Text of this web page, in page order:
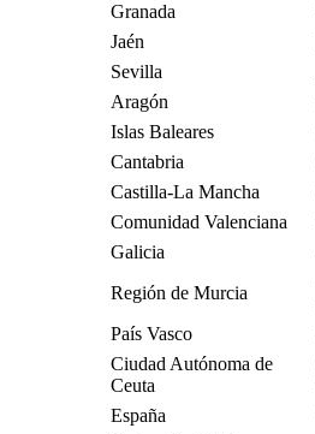
Granada
Jaén
Sevilla
Aragón
Islas Baleares
Cantabria
Castilla-La Mancha
Comunidad Valenciana
Galicia
Región de Murcia
País Vasco
Ciudad Autónoma de
Ceuta
España